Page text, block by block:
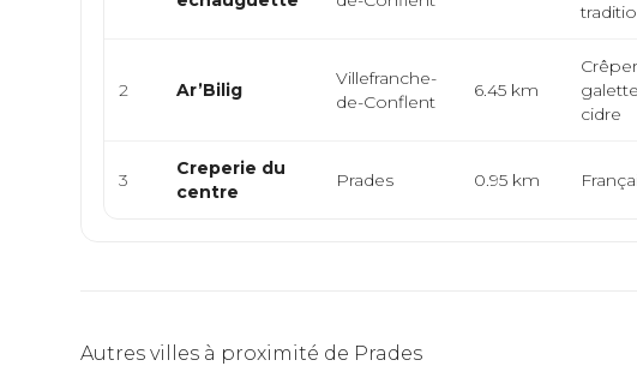
2 Ar’Bilig
Villefranche-
de-Conflent
6.45 km
cidre
3
Creperie du
centre
Prades 0.95 km
Autres villes à proximité de Prades